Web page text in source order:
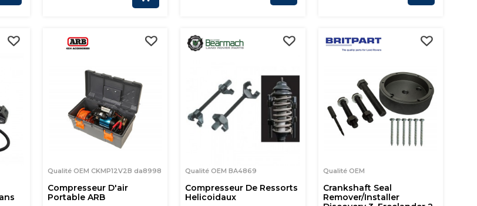
Qualité OEM CKMP12V2B da8998
Compresseur D'air
Portable ARB
Qualité OEM BA4869
Compresseur De Ressorts
Helicoidaux
Qualité OEM
Crankshaft Seal
Remover/installer